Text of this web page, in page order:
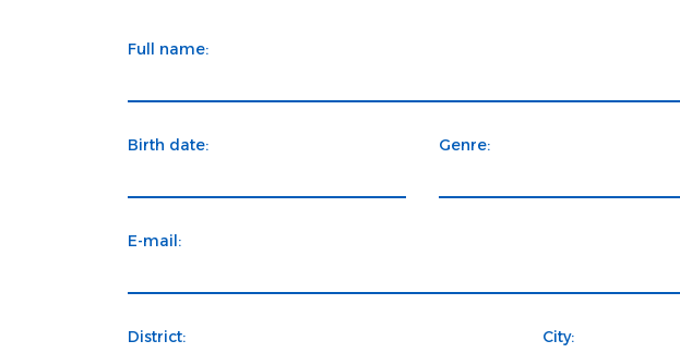
Full name:
Birth date: Genre:
E-mail:
District: City: